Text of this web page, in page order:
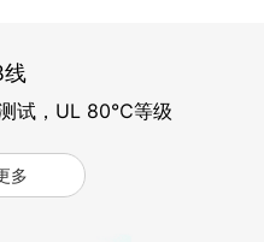
线
试，UL 80℃等级
多